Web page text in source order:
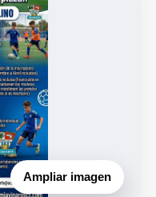
Ampliar imagen